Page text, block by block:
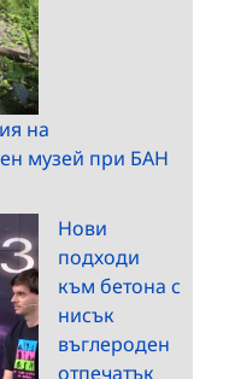
на
музей при БАН
Нови
подходи
към бетона с
нисък
въглероден
отпечатък